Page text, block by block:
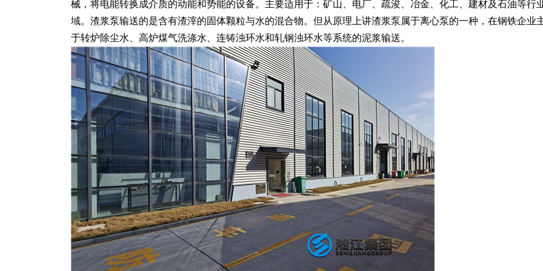
械，将电能转换成介质的动能和势能的设备。主要适用于：矿山、电厂、疏浚、冶金、化工、建材及石油等行
域。渣浆泵输送的是含有渣滓的固体颗粒与水的混合物。但从原理上讲渣浆泵属于离心泵的一种，在钢铁企业
于转炉除尘水、高炉煤气洗涤水、连铸浊环水和轧钢浊环水等系统的泥浆输送。